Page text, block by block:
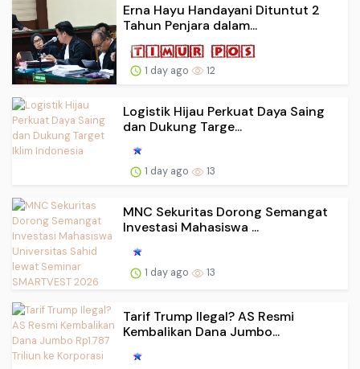
Erna Hayu Handayani Dituntut 2
Tahun Penjara dalam...
1 day ago 12
Logistik Hijau Perkuat Daya Saing
dan Dukung Targe...
1 day ago 13
MNC Sekuritas Dorong Semangat
Investasi Mahasiswa ...
1 day ago 13
Tarif Trump Ilegal? AS Resmi
Kembalikan Dana Jumbo...